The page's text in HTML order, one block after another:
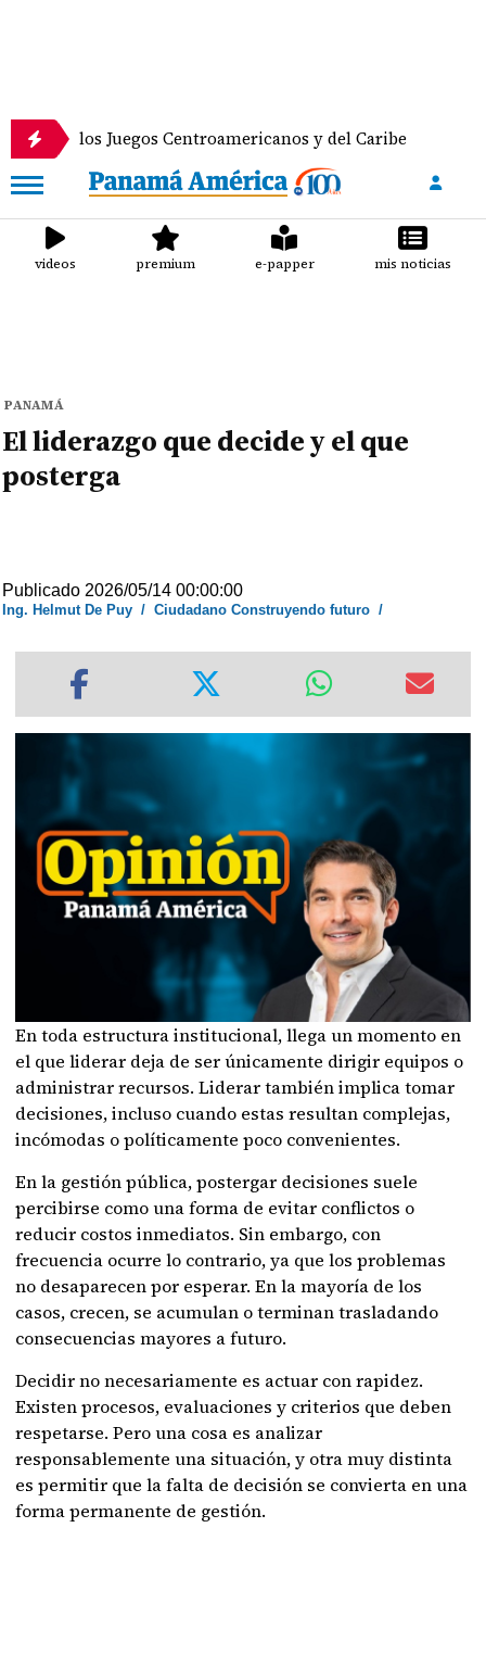
los Juegos Centroamericanos y del Caribe
videos premium e-papper mis noticias
PANAMÁ
El liderazgo que decide y el que
posterga
Publicado 2026/05/14 00:00:00
Ing. Helmut De Puy /Ciudadano Construyendo futuro /
En toda estructura institucional, llega un momento en
el que liderar deja de ser únicamente dirigir equipos o
administrar recursos. Liderar también implica tomar
decisiones, incluso cuando estas resultan complejas,
incómodas o políticamente poco convenientes.
En la gestión pública, postergar decisiones suele
percibirse como una forma de evitar conflictos o
reducir costos inmediatos. Sin embargo, con
frecuencia ocurre lo contrario, ya que los problemas
no desaparecen por esperar. En la mayoría de los
casos, crecen, se acumulan o terminan trasladando
consecuencias mayores a futuro.
Decidir no necesariamente es actuar con rapidez.
Existen procesos, evaluaciones y criterios que deben
respetarse. Pero una cosa es analizar
responsablemente una situación, y otra muy distinta
es permitir que la falta de decisión se convierta en una
forma permanente de gestión.